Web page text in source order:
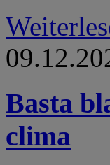
Basta
clima